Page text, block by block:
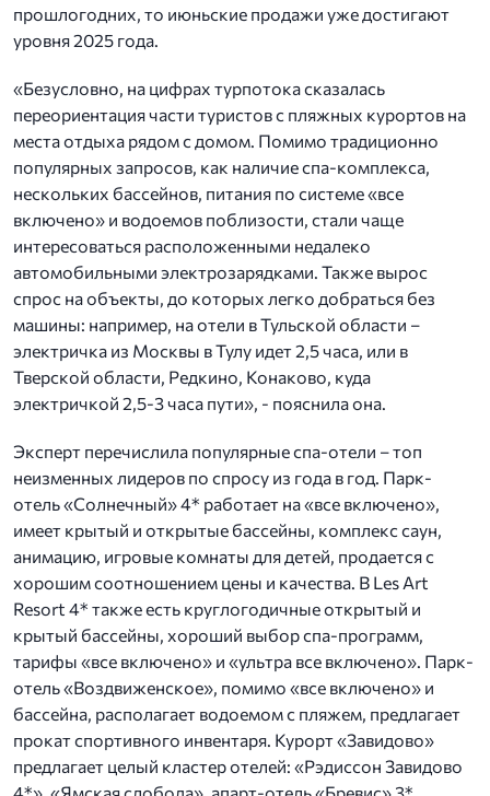
прошлогодних, то июньские продажи уже достигают
уровня 2025 года.
«Безусловно, на цифрах турпотока сказалась
переориентация части туристов с пляжных курортов на
места отдыха рядом с домом. Помимо традиционно
популярных запросов, как наличие спа-комплекса,
нескольких бассейнов, питания по системе «все
включено» и водоемов поблизости, стали чаще
интересоваться расположенными недалеко
автомобильными электрозарядками. Также вырос
спрос на объекты, до которых легко добраться без
машины: например, на отели в Тульской области –
электричка из Москвы в Тулу идет 2,5 часа, или в
Тверской области, Редкино, Конаково, куда
электричкой 2,5-3 часа пути», - пояснила она.
Эксперт перечислила популярные спа-отели – топ
неизменных лидеров по спросу из года в год. Парк-
отель «Солнечный» 4* работает на «все включено»,
имеет крытый и открытые бассейны, комплекс саун,
анимацию, игровые комнаты для детей, продается с
хорошим соотношением цены и качества. В Les Art
Resort 4* также есть круглогодичные открытый и
крытый бассейны, хороший выбор спа-программ,
тарифы «все включено» и «ультра все включено». Парк-
отель «Воздвиженское», помимо «все включено» и
бассейна, располагает водоемом с пляжем, предлагает
прокат спортивного инвентаря. Курорт «Завидово»
предлагает целый кластер отелей: «Рэдиссон Завидово
4*», «Ямская слобода», апарт-отель «Бревис» 3*,